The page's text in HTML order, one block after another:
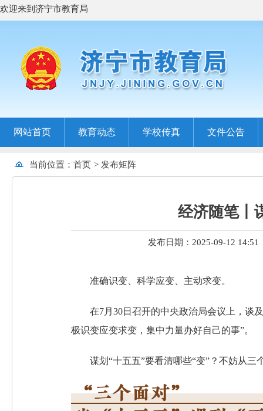
欢迎来到济宁市教育局
网站首页 教育动态 学校传真 文件公告
当前位置： 首页 > 发布矩阵
经济随笔丨
发布日期：2025-09-12 14:51
准确识变、科学应变、主动求变。
在7月30日召开的中央政治局会议上，谈
极识变应变求变，集中力量办好自己的事”。
谋划“十五五”要看清哪些“变”？不妨从